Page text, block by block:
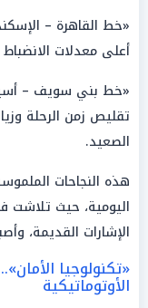
أعلى معدلات
تقليص زمن الرحلة
الصعيد.
هذه النجاحات
اليومية، حيث تلاشت
الإشارات القديمة،
الأوتوماتيكية